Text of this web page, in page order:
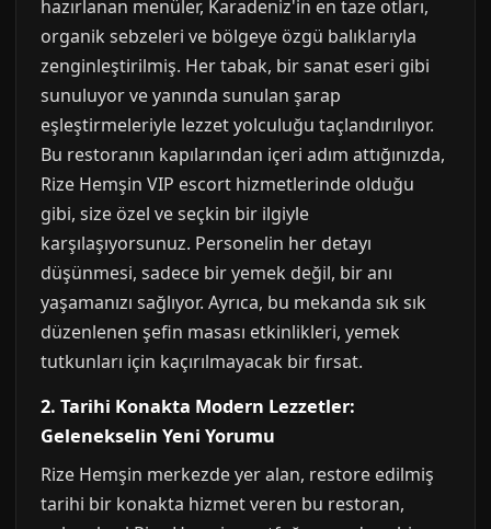
hazırlanan menüler, Karadeniz'in en taze otları,
organik sebzeleri ve bölgeye özgü balıklarıyla
zenginleştirilmiş. Her tabak, bir sanat eseri gibi
sunuluyor ve yanında sunulan şarap
eşleştirmeleriyle lezzet yolculuğu taçlandırılıyor.
Bu restoranın kapılarından içeri adım attığınızda,
Rize Hemşin VIP escort hizmetlerinde olduğu
gibi, size özel ve seçkin bir ilgiyle
karşılaşıyorsunuz. Personelin her detayı
düşünmesi, sadece bir yemek değil, bir anı
yaşamanızı sağlıyor. Ayrıca, bu mekanda sık sık
düzenlenen şefin masası etkinlikleri, yemek
tutkunları için kaçırılmayacak bir fırsat.
2. Tarihi Konakta Modern Lezzetler:
Gelenekselin Yeni Yorumu
Rize Hemşin merkezde yer alan, restore edilmiş
tarihi bir konakta hizmet veren bu restoran,